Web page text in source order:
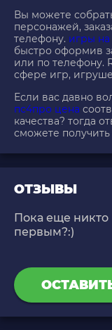
Вы можете
персонажей,
телефону. игры на
быстро оформив
или по телефону.
сфере игр,
Если вас давно
пс4про цена
качества? тогда
сможете
ОТЗЫВЫ
Пока еще никто
первым?:)